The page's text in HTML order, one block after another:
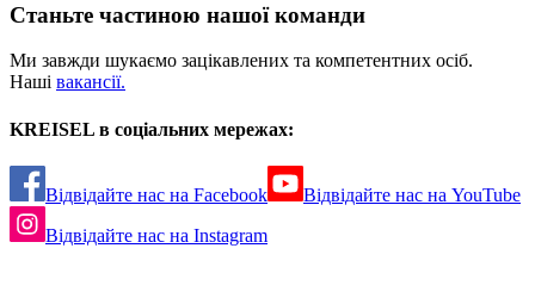
Станьте частиною нашої команди
Ми завжди шукаємо зацікавлених та компетентних осіб.
Наші вакансії.
KREISEL в соціальних мережах:
Відвідайте нас на Facebook
Відвідайте нас на YouTube
Відвідайте нас на Instagram